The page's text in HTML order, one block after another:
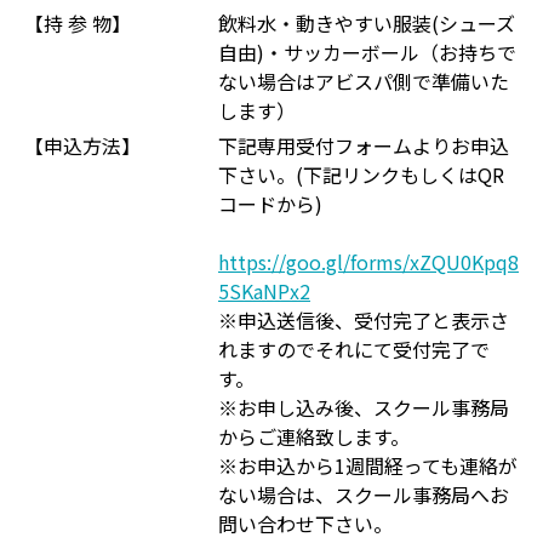
【持 参 物】
飲料水・動きやすい服装(シューズ
自由)・サッカーボール（お持ちで
ない場合はアビスパ側で準備いた
します）
【申込方法】
下記専用受付フォームよりお申込
下さい。(下記リンクもしくはQR
コードから)
https://goo.gl/forms/xZQU0Kpq8
5SKaNPx2
※申込送信後、受付完了と表示さ
れますのでそれにて受付完了で
す。
※お申し込み後、スクール事務局
からご連絡致します。
※お申込から1週間経っても連絡が
ない場合は、スクール事務局へお
問い合わせ下さい。